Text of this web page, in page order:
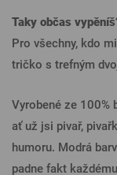
Taky občas
Pro všechny, kdo
tričko s trefným
Vyrobené ze 100%
ať už jsi pivař,
humoru. Modrá
padne fakt